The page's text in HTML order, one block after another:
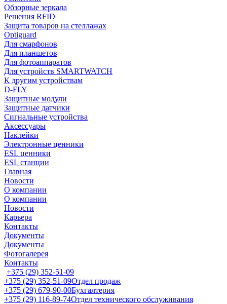
Обзорные зеркала
Решения RFID
Защита товаров на стеллажах
Optiguard
Для смарфонов
Для планшетов
Для фотоаппаратов
Для устройств SMARTWATCH
К другим устройствам
D-FLY
Защитные модули
Защитные датчики
Сигнальные устройства
Аксессуары
Наклейки
Электронные ценники
ESL ценники
ESL станции
Главная
Новости
О компании
О компании
Новости
Карьера
Контакты
Документы
Документы
Фотогалерея
Контакты
+375 (29) 352-51-09
+375 (29) 352-51-09Отдел продаж
+375 (29) 679-90-00Бухгалтерия
+375 (29) 116-89-74Отдел технического обслуживания